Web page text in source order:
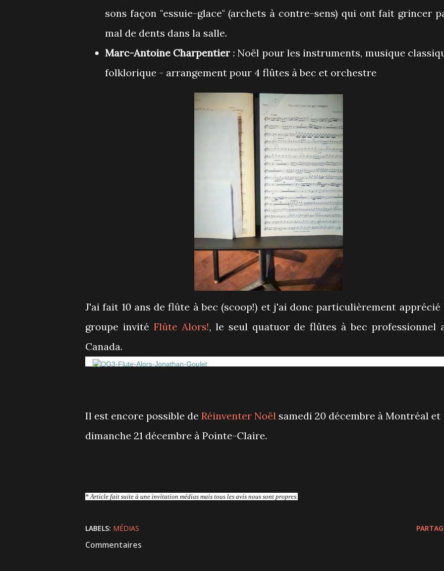
sons façon "essuie-glace" (archets à contre-sens) qui ont fait grincer
mal de dents dans la salle.
Marc-Antoine Charpentier: Noël pour les instruments, musique
folklorique - arrangement pour 4 flûtes à bec et orchestre
J'ai fait 10 ans de flûte à bec (scoop!) et j'ai donc particulièrement apprécié
groupe invité Flûte Alors!, le seul quatuor de flûtes à bec professionnel
Canada.
Il est encore possible de Réinventer Noël samedi 20 décembre à Montréal et
dimanche 21 décembre à Pointe-Claire.
* Article fait suite à une invitation médias mais tous les avis nous sont propres.
LABELS: MÉDIAS
Commentaires